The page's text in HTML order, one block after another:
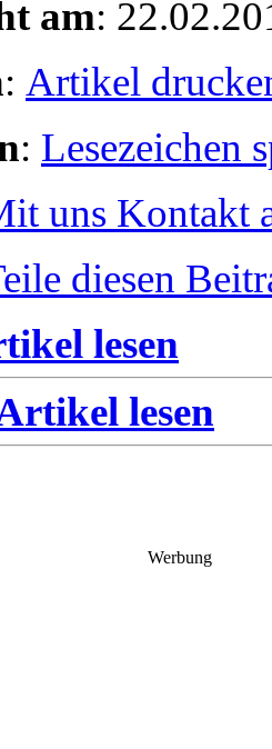
am:
: Artikel
: Lesezeichen
uns Kontakt
diesen
lesen
lesen
Werbung